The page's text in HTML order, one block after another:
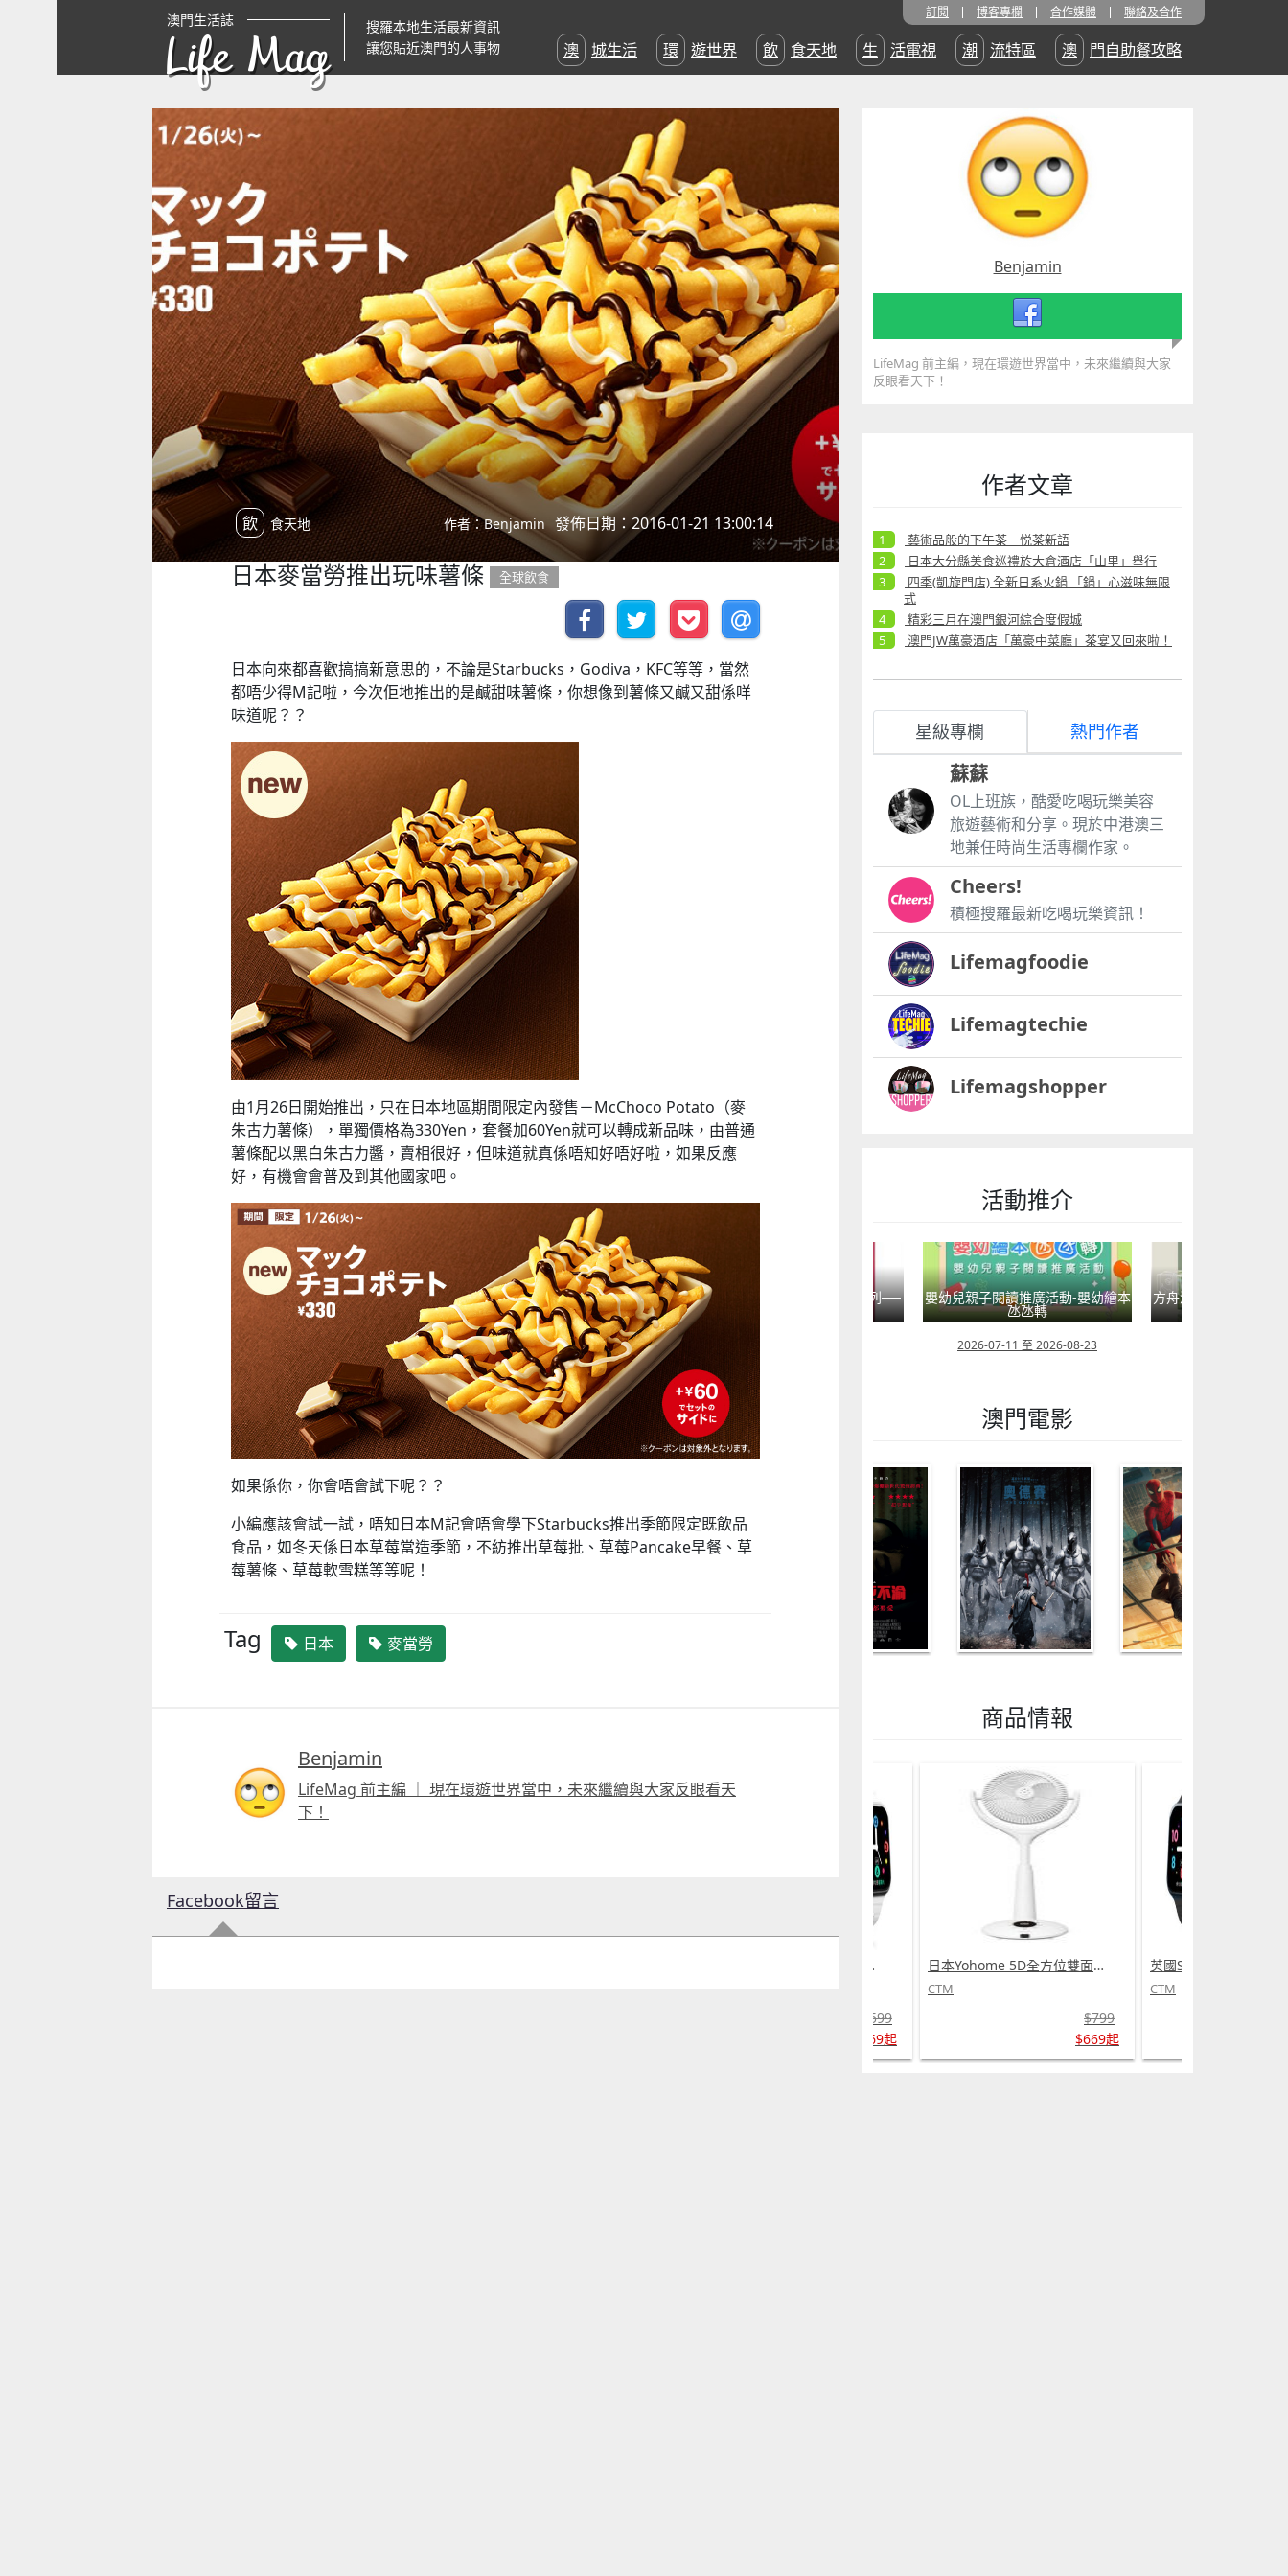
澳門生活誌
Life Mag
搜羅本地生活最新資訊
讓您貼近澳門的人事物
訂閱 博客專欄 合作媒體 聯絡及合作
澳城生活 環遊世界 飲食天地 生活電視 潮流特區 澳門自助餐攻略
飲食天地 作者：Benjamin 發佈日期：2016-01-21 13:00:14
日本麥當勞推出玩味薯條 全球飲食
日本向來都喜歡搞搞新意思的，不論是Starbucks，Godiva，KFC等等，當然
都唔少得M記啦，今次佢地推出的是鹹甜味薯條，你想像到薯條又鹹又甜係咩
味道呢？？
由1月26日開始推出，只在日本地區期間限定內發售－McChoco Potato（麥
朱古力薯條），單獨價格為330Yen，套餐加60Yen就可以轉成新品味，由普通
薯條配以黑白朱古力醬，賣相很好，但味道就真係唔知好唔好啦，如果反應
好，有機會會普及到其他國家吧。
如果係你，你會唔會試下呢？？
小編應該會試一試，唔知日本M記會唔會學下Starbucks推出季節限定既飲品
食品，如冬天係日本草莓當造季節，不紡推出草莓批、草莓Pancake早餐、草
莓薯條、草莓軟雪糕等等呢！
Tag 日本 麥當勞
Benjamin
LifeMag 前主編 ｜ 現在環遊世界當中，未來繼續與大家反眼看天
下！
Facebook留言
Benjamin
LifeMag 前主編，現在環遊世界當中，未來繼續與大家
反眼看天下！
作者文章
藝術品般的下午茶－悦茶新語
日本大分縣美食巡禮於大倉酒店「山里」舉行
四季(凱旋門店) 全新日系火鍋 「鍋」心滋味無限
式
精彩三月在澳門銀河綜合度假城
澳門JW萬豪酒店「萬豪中菜廳」茶宴又回來啦！
星級專欄 熱門作者
蘇蘇
OL上班族，酷愛吃喝玩樂美容
旅遊藝術和分享。現於中港澳三
地兼任時尚生活專欄作家。
Cheers!
積極搜羅最新吃喝玩樂資訊！
Lifemagfoodie
Lifemagtechie
Lifemagshopper
活動推介
童心探秘澳門的“中國第一”系列──
移動寶籍
2026-07-18 至 2026-08-15
小眼晴「聽」大世界
2026-07-11 至 2026-08-29
童心探秘澳門的“中國第一”系列── 嬰幼兒親子閱讀推廣活動-嬰幼繪本
氹氹轉
2026-07-11 至 2026-08-23
方舟澳門藝術學會呈
澳門電影
商品情報
英國SKIDY SmartEdu智伴高清流暢五重定位遠控180°旋攝雙向視頻海外適配兒童智能手錶PRO (需訂貨)
$599
$569起
日本Yohome 5D全方位雙面雙葉對流淨化智能語音伸縮循環扇 PRO (需訂貨)
CTM
$799
$669起
CTM